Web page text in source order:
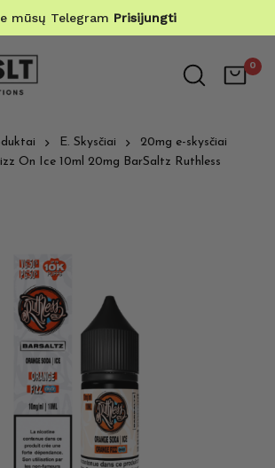
mūsų Telegram Prisijungti
0
E. Skysčiai
20mg e-skysčiai
On Ice 10ml 20mg BarSaltz Ruthless